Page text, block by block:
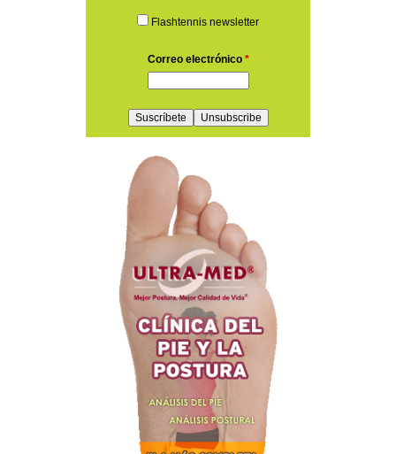
Flashtennis newsletter
Correo electrónico *